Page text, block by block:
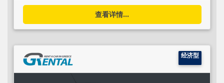
查看详情...
经济型